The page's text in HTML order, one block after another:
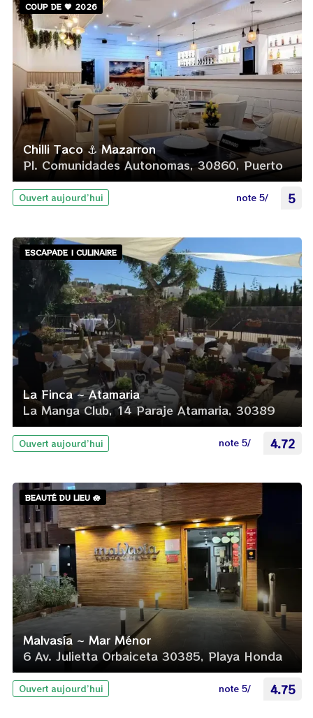
COUP DE 🧡 2026
Chilli Taco ⚓ Mazarron
Pl. Comunidades Autonomas, 30860, Puerto
Ouvert aujourd’hui note 5/ 5
ESCAPADE | CULINAIRE
La Finca ~ Atamaria
La Manga Club, 14 Paraje Atamaria, 30389
Ouvert aujourd’hui note 5/ 4.72
BEAUTÉ DU LIEU 🪷
Malvasía ~ Mar Ménor
6 Av. Julietta Orbaiceta 30385, Playa Honda
Ouvert aujourd’hui note 5/ 4.75